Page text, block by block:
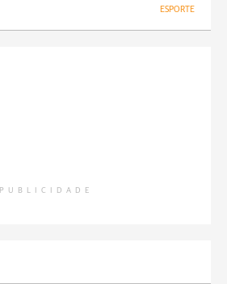
ESPORTE
PUBLICIDADE